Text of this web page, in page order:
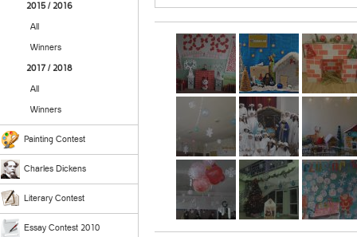
2015 / 2016
All
Winners
2017 / 2018
All
Winners
Painting Contest
Charles Dickens
Literary Contest
Essay Contest 2010